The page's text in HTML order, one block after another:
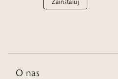
Srebrna biżuteria od wielu lat cieszy
O nas